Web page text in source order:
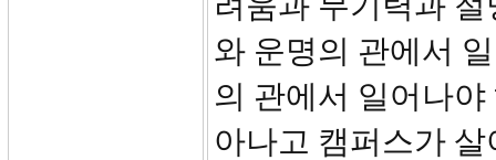
와 운명의 관에서
의 관에서 일어나
아나고 캠퍼스가